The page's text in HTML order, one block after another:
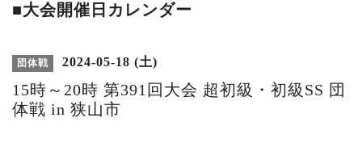
■大会開催日カレンダー
団体戦 2024-05-18 (土)
15時～20時 第391回大会 超初級・初級SS 団
体戦 in 狭山市